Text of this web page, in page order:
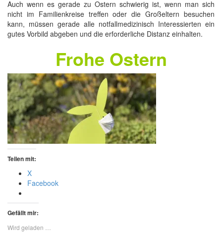
Auch wenn es gerade zu Ostern schwierig ist, wenn man sich
nicht im Familienkreise treffen oder die Großeltern besuchen
kann, müssen gerade alle notfallmedizinisch Interessierten ein
gutes Vorbild abgeben und die erforderliche Distanz einhalten.
Frohe Ostern
Teilen mit:
X
Facebook
Gefällt mir:
Wird geladen …